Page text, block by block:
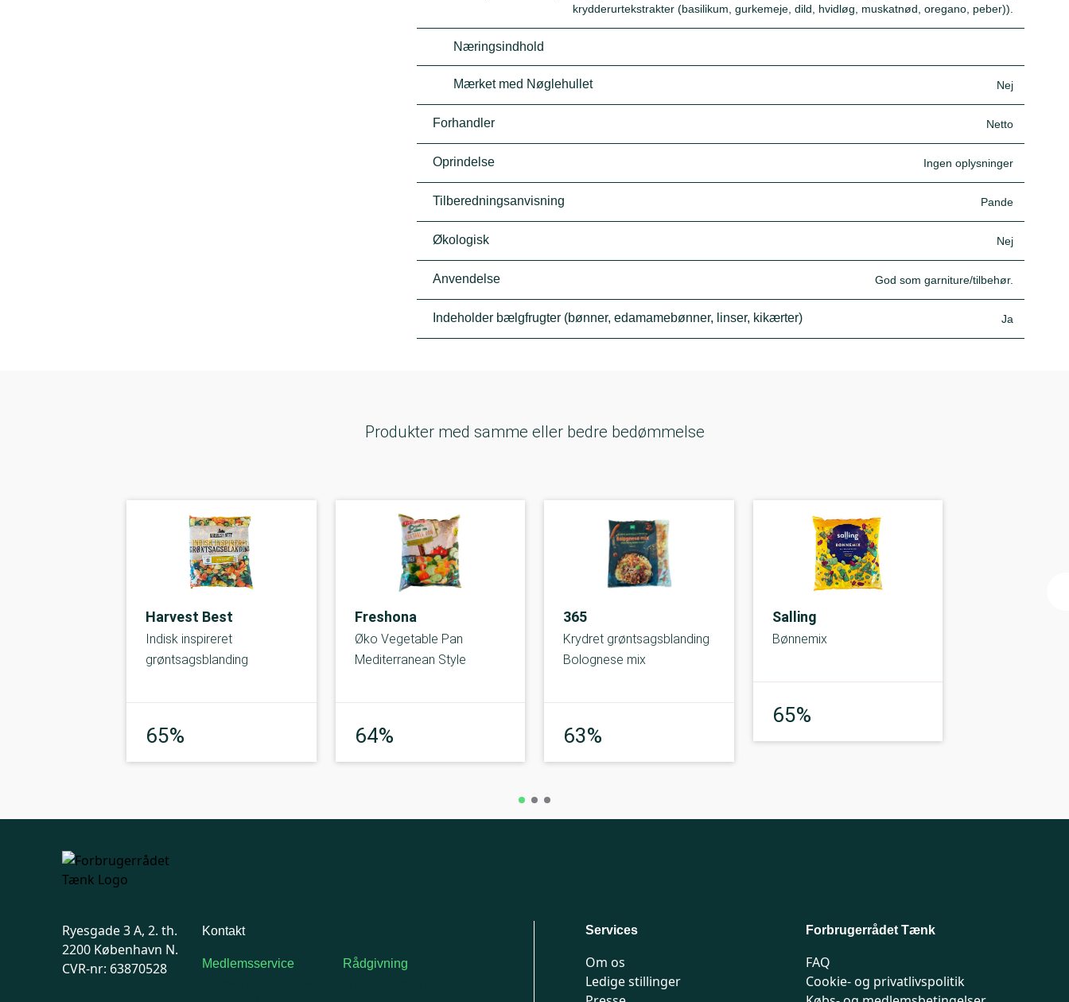
krydderurtekstrakter (basilikum, gurkemeje, dild, hvidløg, muskatnød, oregano, peber)).
Næringsindhold
Mærket med Nøglehullet Nej
Forhandler Netto
Oprindelse Ingen oplysninger
Tilberedningsanvisning Pande
Økologisk Nej
Anvendelse God som garniture/tilbehør.
Indeholder bælgfrugter (bønner, edamamebønner, linser, kikærter) Ja
Produkter med samme eller bedre bedømmelse
Harvest Best
Indisk inspireret
grøntsagsblanding
65%
Freshona
Øko Vegetable Pan
Mediterranean Style
64%
365
Krydret grøntsagsblanding
Bolognese mix
63%
Salling
Bønnemix
65%
Ryesgade 3 A, 2. th.
2200 København N.
CVR-nr: 63870528
Kontakt
Medlemsservice Rådgivning
Services
Om os
Ledige stillinger
Forbrugerrådet Tænk
FAQ
Cookie- og privatlivspolitik